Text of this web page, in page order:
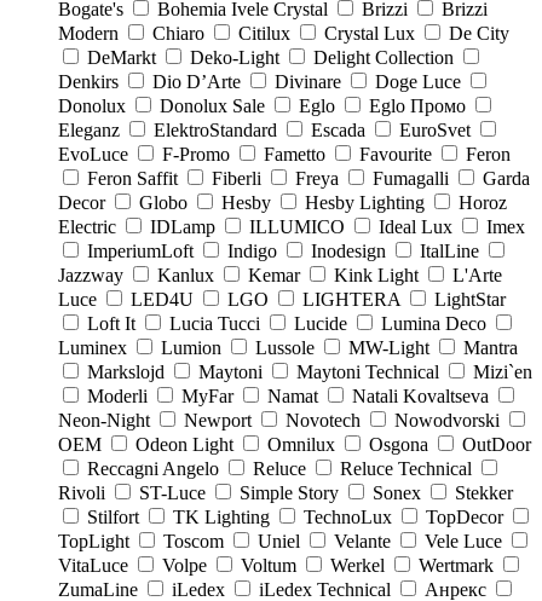
Bogate's Bohemia Ivele Crystal Brizzi
Brizzi
Modern
Chiaro Citilux Crystal Lux
De City
DeMarkt
Deko-Light
Delight Collection
Denkirs
Dio D’Arte Divinare
Doge Luce
Donolux
Donolux Sale Eglo
Eglo Промо
Eleganz
ElektroStandard Escada
EuroSvet
EvoLuce
F-Promo Fametto Favourite
Feron
Feron Saffit
Fiberli Freya Fumagalli
Garda
Decor
Globo Hesby Hesby Lighting
Horoz
Electric
IDLamp ILLUMICO Ideal Lux
Imex
ImperiumLoft
Indigo Inodesign
ItalLine
Jazzway
Kanlux Kemar Kink Light
L'Arte
Luce
LED4U LGO LIGHTERA
LightStar
Loft It
Lucia Tucci Lucide
Lumina Deco
Luminex
Lumion Lussole MW-Light
Mantra
Markslojd
Maytoni Maytoni Technical
Mizi`en
Moderli
MyFar Namat
Natali Kovaltseva
Neon-Night
Newport Novotech
Nowodvorski
OEM
Odeon Light Omnilux Osgona
OutDoor
Reccagni Angelo
Reluce
Reluce Technical
Rivoli
ST-Luce Simple Story Sonex
Stekker
Stilfort
TK Lighting TechnoLux
TopDecor
TopLight
Toscom Uniel Velante
Vele Luce
VitaLuce
Volpe Voltum Werkel
Wertmark
ZumaLine
iLedex iLedex Technical
Анрекс